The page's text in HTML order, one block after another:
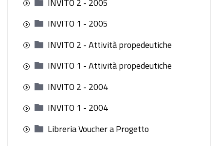
INVITO 1 - 2005
INVITO 2 - Attività propedeutiche
INVITO 1 - Attività propedeutiche
INVITO 2 - 2004
INVITO 1 - 2004
Libreria Voucher a Progetto